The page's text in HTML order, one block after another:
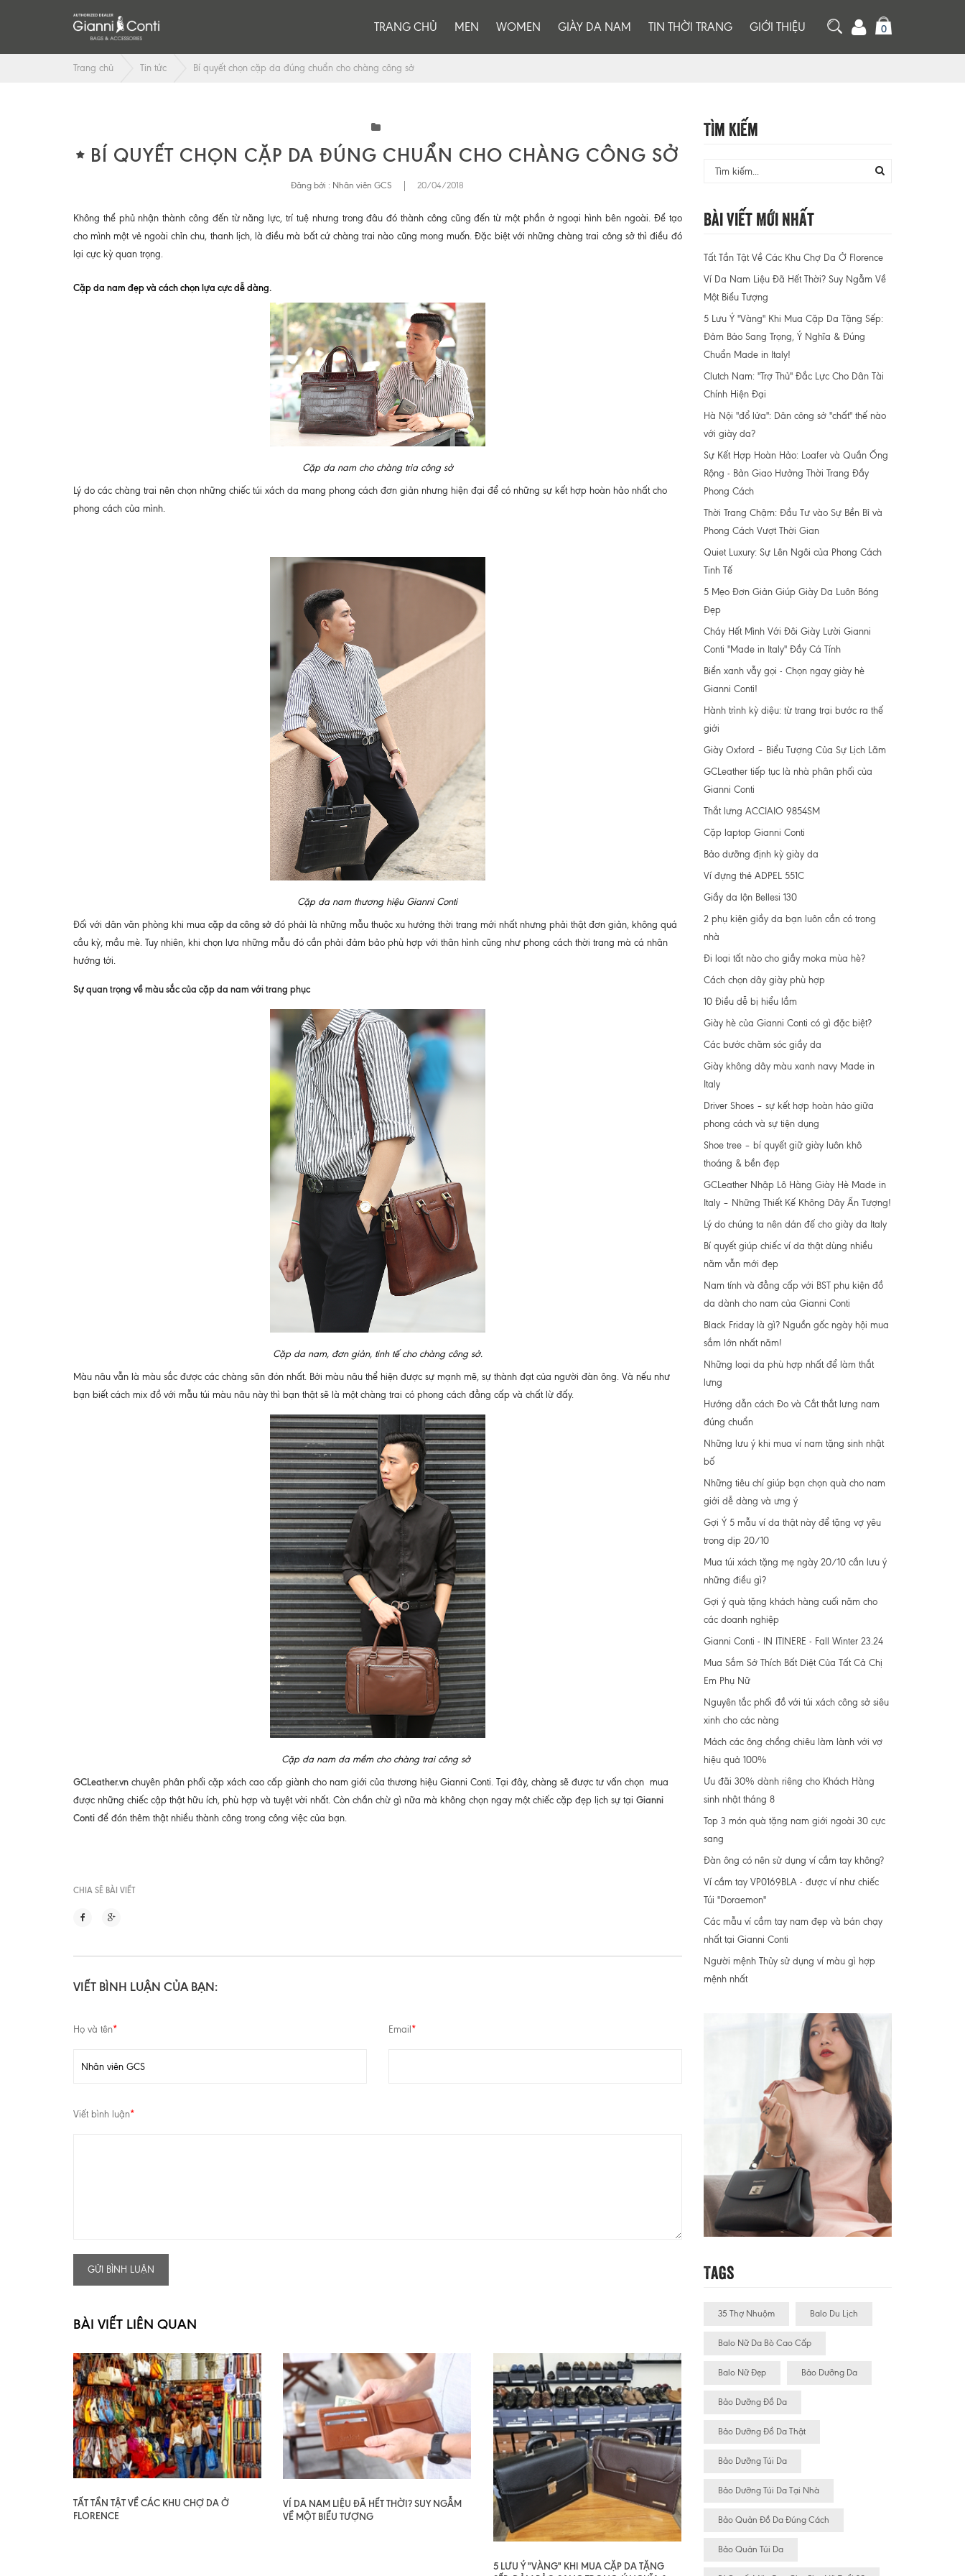
TRANG CHỦ MEN WOMEN GIÀY DA NAM TIN THỜI TRANG GIỚI THIỆU 0
Trang chủ Tin tức Bí quyết chọn cặp da đúng chuẩn cho chàng công sở
BÍ QUYẾT CHỌN CẶP DA ĐÚNG CHUẨN CHO CHÀNG CÔNG SỞ
Đăng bởi : Nhân viên GCS 20/04/2018
Không thể phủ nhận thành công đến từ năng lực, trí tuệ nhưng trong đâu đó thành công cũng đến từ một phần ở ngoại hình bên ngoài. Để tạo
cho mình một vẻ ngoài chỉn chu, thanh lịch, là điều mà bất cứ chàng trai nào cũng mong muốn. Đặc biệt với những chàng trai công sở thì điều đó
lại cực kỳ quan trọng.
Cặp da nam đẹp và cách chọn lựa cực dễ dàng.
Cặp da nam cho chàng tria công sở
Lý do các chàng trai nên chọn những chiếc túi xách da mang phong cách đơn giản nhưng hiện đại để có những sự kết hợp hoàn hảo nhất cho
phong cách của mình.
Cặp da nam thương hiệu Gianni Conti
Đối với dân văn phòng khi mua cặp da công sở đó phải là những mẫu thuộc xu hướng thời trang mới nhất nhưng phải thật đơn giản, không quá
cầu kỳ, mầu mè. Tuy nhiên, khi chọn lựa những mẫu đó cần phải đảm bảo phù hợp với thân hình cũng như phong cách thời trang mà cá nhân
hướng tới.
Sự quan trọng về màu sắc của cặp da nam với trang phục
Cặp da nam, đơn giản, tinh tế cho chàng công sở.
Màu nâu vẫn là màu sắc được các chàng săn đón nhất. Bởi màu nâu thể hiện được sự mạnh mẽ, sự thành đạt của người đàn ông. Và nếu như
bạn biết cách mix đồ với mẫu túi màu nâu này thì bạn thật sẽ là một chàng trai có phong cách đẳng cấp và chất lừ đấy.
Cặp da nam da mềm cho chàng trai công sở
GCLeather.vn chuyên phân phối cặp xách cao cấp giành cho nam giới của thương hiệu Gianni Conti. Tại đây, chàng sẽ được tư vấn chọn mua
được những chiếc cập thật hữu ích, phù hợp và tuyệt vời nhất. Còn chần chừ gì nữa mà không chọn ngay một chiếc cặp đẹp lịch sự tại Gianni
Conti để đón thêm thật nhiều thành công trong công việc của bạn.
CHIA SẼ BÀI VIẾT
VIẾT BÌNH LUẬN CỦA BẠN:
Họ và tên* Email *
Viết bình luận*
GỬI BÌNH LUẬN
BÀI VIẾT LIÊN QUAN
TẤT TẦN TẬT VỀ CÁC KHU CHỢ DA Ở
FLORENCE
VÍ DA NAM LIỆU ĐÃ HẾT THỜI? SUY NGẪM
VỀ MỘT BIỂU TƯỢNG
5 LƯU Ý "VÀNG" KHI MUA CẶP DA TẶNG
Tìm Kiếm
Bài Viết Mới Nhất
Tất Tần Tật Về Các Khu Chợ Da Ở Florence
Ví Da Nam Liệu Đã Hết Thời? Suy Ngẫm Về
Một Biểu Tượng
5 Lưu Ý "Vàng" Khi Mua Cặp Da Tặng Sếp:
Đảm Bảo Sang Trọng, Ý Nghĩa & Đúng
Chuẩn Made in Italy!
Clutch Nam: "Trợ Thủ" Đắc Lực Cho Dân Tài
Chính Hiện Đại
Hà Nội "đổ lửa": Dân công sở "chất" thế nào
với giày da?
Sự Kết Hợp Hoàn Hảo: Loafer và Quần Ống
Rộng - Bản Giao Hưởng Thời Trang Đầy
Phong Cách
Thời Trang Chậm: Đầu Tư vào Sự Bền Bỉ và
Phong Cách Vượt Thời Gian
Quiet Luxury: Sự Lên Ngôi của Phong Cách
Tinh Tế
5 Mẹo Đơn Giản Giúp Giày Da Luôn Bóng
Đẹp
Cháy Hết Mình Với Đôi Giày Lười Gianni
Conti "Made in Italy" Đầy Cá Tính
Biển xanh vẫy gọi - Chọn ngay giày hè
Gianni Conti!
Hành trình kỳ diệu: từ trang trại bước ra thế
giới
Giày Oxford – Biểu Tượng Của Sự Lịch Lãm
GCLeather tiếp tục là nhà phân phối của
Gianni Conti
Thắt lưng ACCIAIO 9854SM
Cặp laptop Gianni Conti
Bảo dưỡng định kỳ giày da
Ví đựng thẻ ADPEL 551C
Giầy da lộn Bellesi 130
2 phụ kiện giầy da bạn luôn cần có trong
nhà
Đi loại tất nào cho giầy moka mùa hè?
Cách chọn dây giày phù hợp
10 Điều dễ bị hiểu lầm
Giày hè của Gianni Conti có gì đặc biệt?
Các bước chăm sóc giầy da
Giày không dây màu xanh navy Made in
Italy
Driver Shoes – sự kết hợp hoàn hảo giữa
phong cách và sự tiện dụng
Shoe tree – bí quyết giữ giày luôn khô
thoáng & bền đẹp
GCLeather Nhập Lô Hàng Giày Hè Made in
Italy – Những Thiết Kế Không Dây Ấn Tượng!
Lý do chúng ta nên dán đế cho giày da Italy
Bí quyết giúp chiếc ví da thật dùng nhiều
năm vẫn mới đẹp
Nam tính và đẳng cấp với BST phụ kiện đồ
da dành cho nam của Gianni Conti
Black Friday là gì? Nguồn gốc ngày hội mua
sắm lớn nhất năm!
Những loại da phù hợp nhất để làm thắt
lưng
Hướng dẫn cách Đo và Cắt thắt lưng nam
đúng chuẩn
Những lưu ý khi mua ví nam tặng sinh nhật
bố
Những tiêu chí giúp bạn chọn quà cho nam
giới dễ dàng và ưng ý
Gợi Ý 5 mẫu ví da thật này để tặng vợ yêu
trong dịp 20/10
Mua túi xách tặng mẹ ngày 20/10 cần lưu ý
những điều gì?
Gợi ý quà tặng khách hàng cuối năm cho
các doanh nghiệp
Gianni Conti - IN ITINERE - Fall Winter 23.24
Mua Sắm Sở Thích Bất Diệt Của Tất Cả Chị
Em Phụ Nữ
Nguyên tắc phối đồ với túi xách công sở siêu
xinh cho các nàng
Mách các ông chồng chiêu làm lành với vợ
hiệu quả 100%
Ưu đãi 30% dành riêng cho Khách Hàng
sinh nhật tháng 8
Top 3 món quà tặng nam giới ngoài 30 cực
sang
Đàn ông có nên sử dụng ví cầm tay không?
Ví cầm tay VP0169BLA - được ví như chiếc
Túi "Doraemon"
Các mẫu ví cầm tay nam đẹp và bán chạy
nhất tại Gianni Conti
Người mệnh Thủy sử dụng ví màu gì hợp
mệnh nhất
Tags
35 Thợ Nhuộm Balo Du Lịch
Balo Nữ Da Bò Cao Cấp
Balo Nữ Đẹp Bảo Dưỡng Da
Bảo Dưỡng Đồ Da
Bảo Dưỡng Đồ Da Thật
Bảo Dưỡng Túi Da
Bảo Dưỡng Túi Da Tại Nhà
Bảo Quản Đồ Da Đúng Cách
Bảo Quản Túi Da